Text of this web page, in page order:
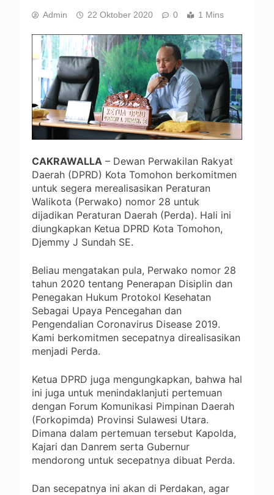
Admin 22 Oktober 2020 0 1 Mins
CAKRAWALLA – Dewan Perwakilan Rakyat
Daerah (DPRD) Kota Tomohon berkomitmen
untuk segera merealisasikan Peraturan
Walikota (Perwako) nomor 28 untuk
dijadikan Peraturan Daerah (Perda). Hali ini
diungkapkan Ketua DPRD Kota Tomohon,
Djemmy J Sundah SE.
Beliau mengatakan pula, Perwako nomor 28
tahun 2020 tentang Penerapan Disiplin dan
Penegakan Hukum Protokol Kesehatan
Sebagai Upaya Pencegahan dan
Pengendalian Coronavirus Disease 2019.
Kami berkomitmen secepatnya direalisasikan
menjadi Perda.
Ketua DPRD juga mengungkapkan, bahwa hal
ini juga untuk menindaklanjuti pertemuan
dengan Forum Komunikasi Pimpinan Daerah
(Forkopimda) Provinsi Sulawesi Utara.
Dimana dalam pertemuan tersebut Kapolda,
Kajari dan Danrem serta Gubernur
mendorong untuk secepatnya dibuat Perda.
Dan secepatnya ini akan di Perdakan, agar